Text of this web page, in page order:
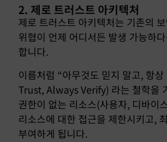
2. 제로 트러스트 아키텍처
제로 트러스트 아키텍처는 기존의
위협이 언제 어디서든 발생 가능하
합니다.
이름처럼 “아무것도 믿지 말고, 항
Trust, Always Verify) 라는 철학을
권한이 없는 리소스(사용자, 디바이
리소스에 대한 접근을 제한시키고,
부여하게 됩니다.